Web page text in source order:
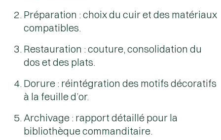
Préparation : choix du cuir et des matériaux
compatibles.
Restauration : couture, consolidation du
dos et des plats.
Dorure : réintégration des motifs décoratifs
à la feuille d’or.
Archivage : rapport détaillé pour la
bibliothèque commanditaire.